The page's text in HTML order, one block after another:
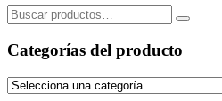
Buscar
por:
Categorías del producto